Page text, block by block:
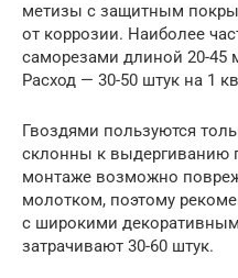
метизы с защитным
от коррозии. Наиболее
саморезами длиной 20-45
Расход — 30-50 штук на 1
Гвоздями пользуются
склонны к выдергиванию
монтаже возможно
молотком, поэтому
с широкими
затрачивают 30-60 штук.